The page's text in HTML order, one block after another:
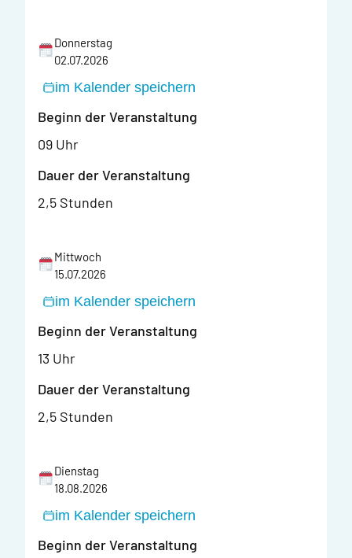
Donnerstag
02.07.2026
im Kalender speichern
Beginn der Veranstaltung
09 Uhr
Dauer der Veranstaltung
2,5 Stunden
Mittwoch
15.07.2026
im Kalender speichern
Beginn der Veranstaltung
13 Uhr
Dauer der Veranstaltung
2,5 Stunden
Dienstag
18.08.2026
im Kalender speichern
Beginn der Veranstaltung